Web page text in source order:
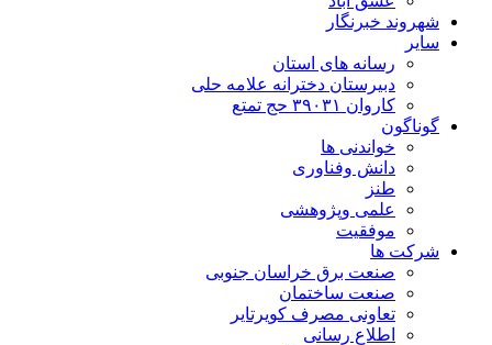
شهروند خبرنگار
سایر
رسانه های استان
دبیرستان دخترانه علامه حلی
کاروان ۳۹۰۳۱ حج تمتع
گوناگون
خواندنی ها
دانش وفناوری
طنز
علمی وپژوهشی
موفقیت
شرکت ها
صنعت برق خراسان جنوبی
صنعت ساختمان
تعاونی مصرف کویرتایر
اطلاع رسانی